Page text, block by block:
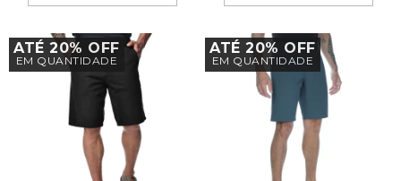
ATÉ 20% OFF
EM QUANTIDADE
ATÉ 20% OFF
EM QUANTIDADE